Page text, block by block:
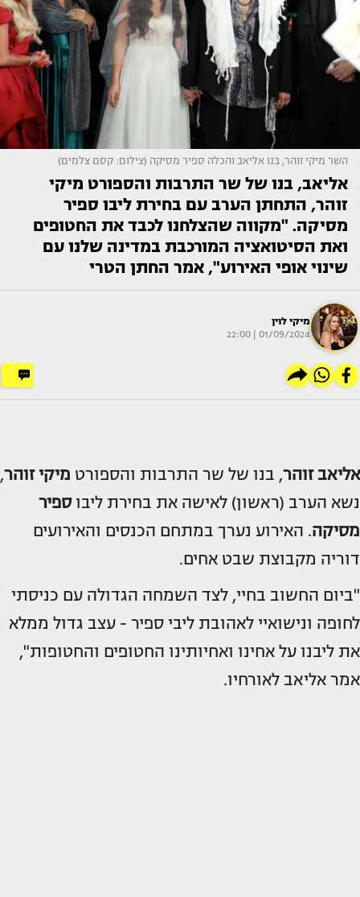
השר מיקי זוהר, בנו אליאב והכלה ספיר מסיקה (צילום: קסם צלמים)
אליאב, בנו של שר התרבות והספורט מיקי
זוהר, התחתן הערב עם בחירת ליבו ספיר
מסיקה. "מקווה שהצלחנו לכבד את החטופים
ואת הסיטואציה המורכבת במדינה שלנו עם
שינוי אופי האירוע", אמר החתן הטרי
מיקי לוין
01/09/2024 | 22:00
אליאב זוהר, בנו של שר התרבות והספורט מיקי זוהר,
נשא הערב (ראשון) לאישה את בחירת ליבוספיר
מסיקה. האירוע נערך במתחם הכנסים והאירועים
דוריה מקבוצת שבט אחים.
"ביום החשוב בחיי, לצד השמחה הגדולה עם כניסתי
לחופה ונישואיי לאהובת ליבי ספיר - עצב גדול ממלא
את ליבנו על אחינו ואחיותינו החטופים והחטופות",
אמר אליאב לאורחיו.